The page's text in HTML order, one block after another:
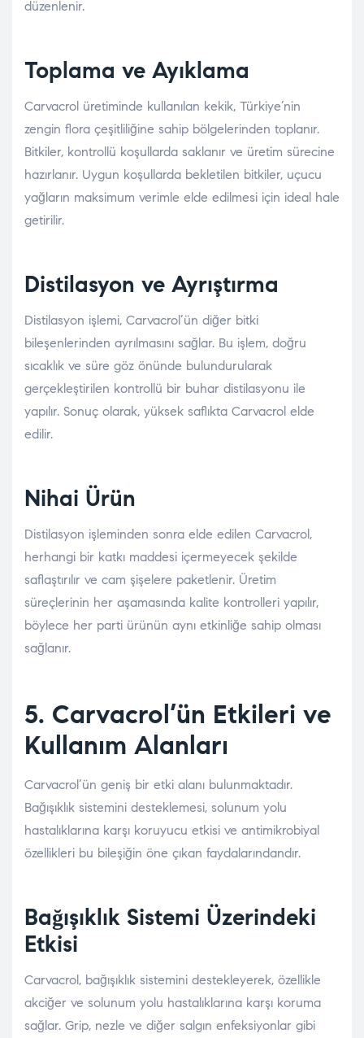
düzenlenir.
Toplama ve Ayıklama
Carvacrol üretiminde kullanılan kekik, Türkiye’nin
zengin flora çeşitliliğine sahip bölgelerinden toplanır.
Bitkiler, kontrollü koşullarda saklanır ve üretim sürecine
hazırlanır. Uygun koşullarda bekletilen bitkiler, uçucu
yağların maksimum verimle elde edilmesi için ideal hale
getirilir.
Distilasyon ve Ayrıştırma
Distilasyon işlemi, Carvacrol’ün diğer bitki
bileşenlerinden ayrılmasını sağlar. Bu işlem, doğru
sıcaklık ve süre göz önünde bulundurularak
gerçekleştirilen kontrollü bir buhar distilasyonu ile
yapılır. Sonuç olarak, yüksek saflıkta Carvacrol elde
edilir.
Nihai Ürün
Distilasyon işleminden sonra elde edilen Carvacrol,
herhangi bir katkı maddesi içermeyecek şekilde
saflaştırılır ve cam şişelere paketlenir. Üretim
süreçlerinin her aşamasında kalite kontrolleri yapılır,
böylece her parti ürünün aynı etkinliğe sahip olması
sağlanır.
5. Carvacrol’ün Etkileri ve
Kullanım Alanları
Carvacrol’ün geniş bir etki alanı bulunmaktadır.
Bağışıklık sistemini desteklemesi, solunum yolu
hastalıklarına karşı koruyucu etkisi ve antimikrobiyal
özellikleri bu bileşiğin öne çıkan faydalarındandır.
Bağışıklık Sistemi Üzerindeki
Etkisi
Carvacrol, bağışıklık sistemini destekleyerek, özellikle
akciğer ve solunum yolu hastalıklarına karşı koruma
sağlar. Grip, nezle ve diğer salgın enfeksiyonlar gibi